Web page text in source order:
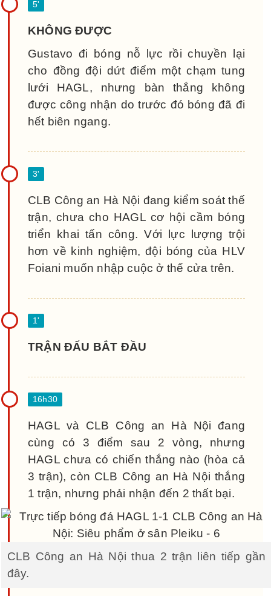
KHÔNG ĐƯỢC
Gustavo đi bóng nỗ lực rồi chuyền lại
cho đồng đội dứt điểm một chạm tung
lưới HAGL, nhưng bàn thắng không
được công nhận do trước đó bóng đã đi
hết biên ngang.
CLB Công an Hà Nội đang kiểm soát thế
trận, chưa cho HAGL cơ hội cầm bóng
triển khai tấn công. Với lực lượng trội
hơn về kinh nghiệm, đội bóng của HLV
Foiani muốn nhập cuộc ở thế cửa trên.
TRẬN ĐẤU BẮT ĐẦU
HAGL và CLB Công an Hà Nội đang
cùng có 3 điểm sau 2 vòng, nhưng
HAGL chưa có chiến thắng nào (hòa cả
3 trận), còn CLB Công an Hà Nội thắng
1 trận, nhưng phải nhận đến 2 thất bại.
CLB Công an Hà Nội thua 2 trận liên tiếp gần
đây.